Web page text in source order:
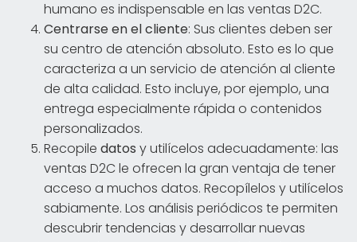
humano es indispensable en las ventas D2C.
Centrarse en el cliente: Sus clientes deben ser
su centro de atención absoluto. Esto es lo que
caracteriza a un servicio de atención al cliente
de alta calidad. Esto incluye, por ejemplo, una
entrega especialmente rápida o contenidos
personalizados.
Recopile datos y utilícelos adecuadamente: las
ventas D2C le ofrecen la gran ventaja de tener
acceso a muchos datos. Recopílelos y utilícelos
sabiamente. Los análisis periódicos te permiten
descubrir tendencias y desarrollar nuevas